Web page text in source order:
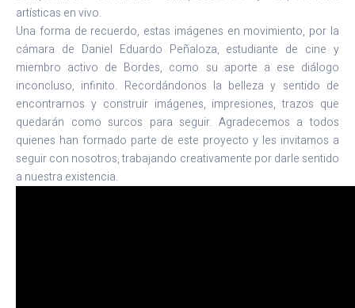
artísticas en vivo.
Una forma de recuerdo, estas imágenes en movimiento, por la
cámara de Daniel Eduardo Peñaloza, estudiante de cine y
miembro activo de Bordes, como su aporte a ese diálogo
inconcluso, infinito. Recordándonos la belleza y sentido de
encontrarnos y construir imágenes, impresiones, trazos que
quedarán como surcos para seguir. Agradecemos a todos
quienes han formado parte de este proyecto y les invitamos a
seguir con nosotros, trabajando creativamente por darle sentido
a nuestra existencia.